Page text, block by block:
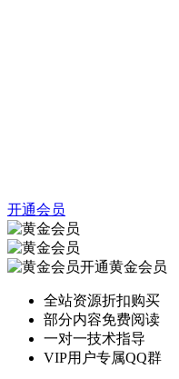
开通会员
开通黄金会员
全站资源折扣购买
部分内容免费阅读
一对一技术指导
VIP用户专属QQ群